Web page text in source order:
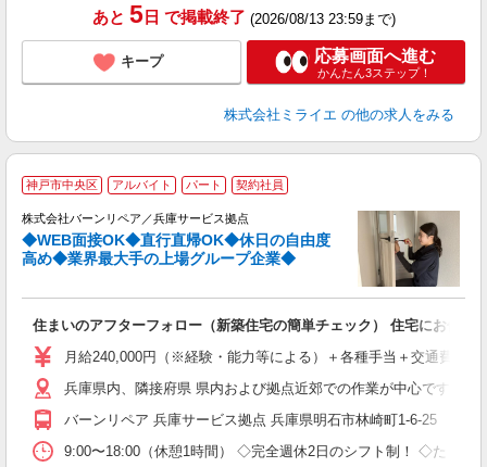
あと 5日 で掲載終了 (2026/08/13 23:59まで)
キープ 応募画面へ進む
かんたん3ステップ！
株式会社ミライエ の他の求人をみる
神戸市中央区 アルバイト パート 契約社員
株式会社バーンリペア／兵庫サービス拠点
◆WEB面接OK◆直行直帰OK◆休日の自由度
高め◆業界最大手の上場グループ企業◆
住まいのアフターフォロー（新築住宅の簡単チェック） 住宅にお住
月給240,000円（※経験・能力等による）＋各種手当＋交通費全
兵庫県内、隣接府県 県内および拠点近郊での作業が中心です。
バーンリペア 兵庫サービス拠点 兵庫県明石市林崎町1-6-25 （山
9:00〜18:00（休憩1時間） ◇完全週休2日のシフト制！ ◇たくさ